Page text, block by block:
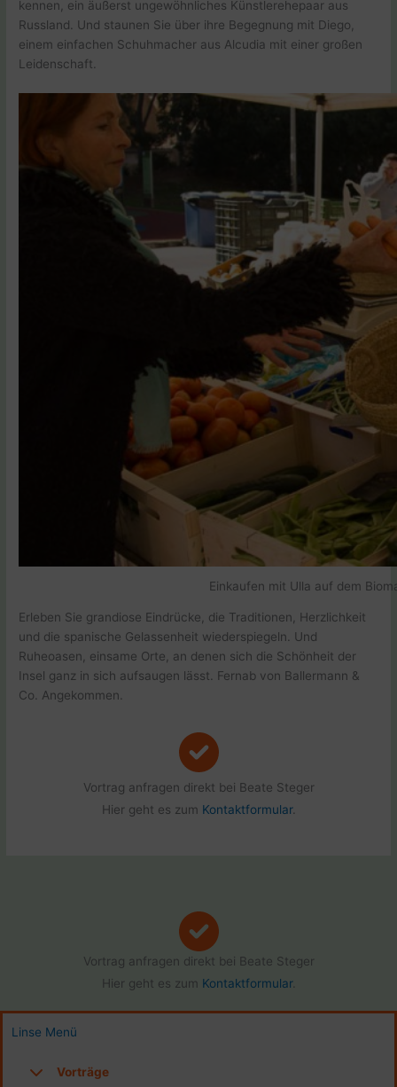
kennen, ein äußerst ungewöhnliches Künstlerehepaar aus
Russland. Und staunen Sie über ihre Begegnung mit Diego,
einem einfachen Schuhmacher aus Alcudia mit einer großen
Leidenschaft.
Einkaufen mit Ulla auf dem
Erleben Sie grandiose Eindrücke, die Traditionen, Herzlichkeit
und die spanische Gelassenheit wiederspiegeln. Und
Ruheoasen, einsame Orte, an denen sich die Schönheit der
Insel ganz in sich aufsaugen lässt. Fernab von Ballermann &
Co. Angekommen.
Vortrag anfragen direkt bei Beate Steger
Hier geht es zum Kontaktformular.
Vortrag anfragen direkt bei Beate Steger
Hier geht es zum Kontaktformular.
Linse Menü
Vorträge